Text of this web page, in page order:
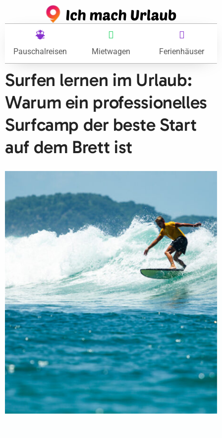
Pauschalreisen Mietwagen Ferienhäuser
Surfen lernen im Urlaub:
Warum ein professionelles
Surfcamp der beste Start
auf dem Brett ist